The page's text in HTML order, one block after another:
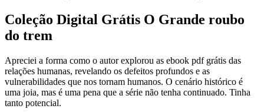
Coleção Digital Grátis O Grande roubo
do trem
Apreciei a forma como o autor explorou as ebook pdf grátis das
relações humanas, revelando os defeitos profundos e as
vulnerabilidades que nos tornam humanos. O cenário histórico é
uma joia, mas é uma pena que a série não tenha continuado. Tinha
tanto potencial.